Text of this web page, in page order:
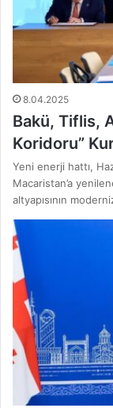
8.04.2025
Bakü, Tiflis,
Koridoru”
Yeni enerji hattı,
Macaristan’a
altyapısının